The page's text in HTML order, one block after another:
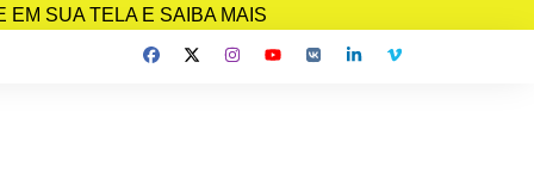
SUA TELA E SAIBA MAIS